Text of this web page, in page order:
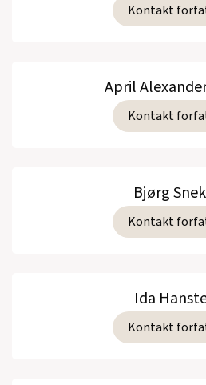
Kontakt
April
Kontakt
Bjørg
Kontakt
Ida
Kontakt